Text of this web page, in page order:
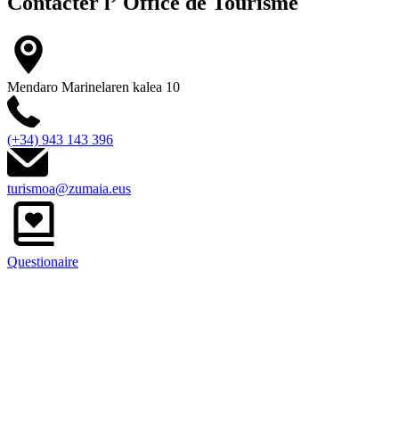
Mendaro Marinelaren kalea 10
(+34) 943 143 396
turismoa@zumaia.eus
Questionaire